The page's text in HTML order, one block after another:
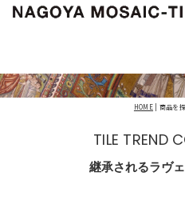
HOME | 商品を
TILE TREND
継承されるラヴ